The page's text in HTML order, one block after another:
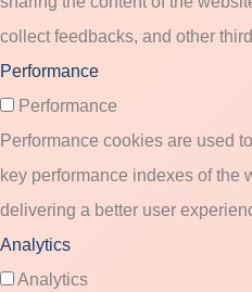
collect feedbacks, and other
Performance
Performance
Performance cookies are used
key performance indexes of the
delivering a better user
Analytics
Analytics